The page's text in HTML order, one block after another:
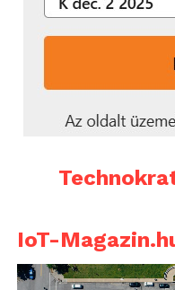
ráköthetünk a
az okostelefonunkat
beépített tárcsázó is
ahogyan az SMS-ek
kihangosítva, vagy
kapott helyet a
IoT-